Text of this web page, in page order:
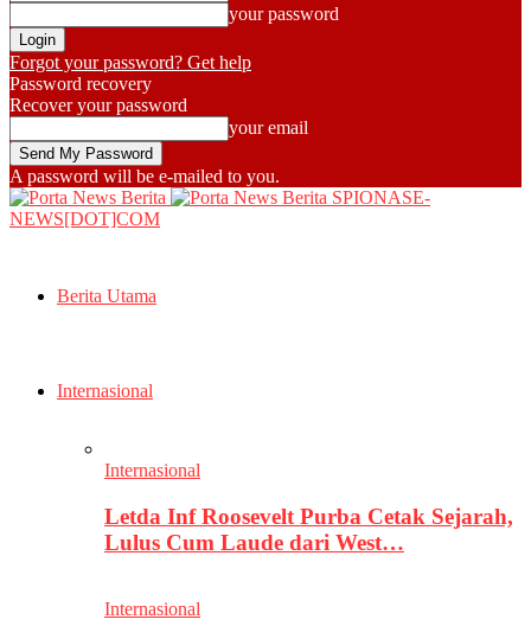
your password
Forgot your password? Get help
Password recovery
Recover your password
your email
A password will be e-mailed to you.
SPIONASE-
NEWS[DOT]COM
Berita Utama
Internasional
Internasional
Letda Inf Roosevelt Purba Cetak Sejarah,
Lulus Cum Laude dari West…
Internasional